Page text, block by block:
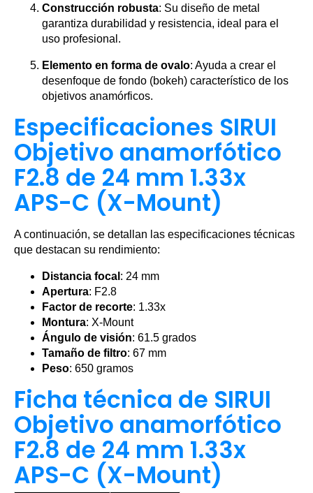
Construcción robusta: Su diseño de metal
garantiza durabilidad y resistencia, ideal para el
uso profesional.
Elemento en forma de ovalo: Ayuda a crear el
desenfoque de fondo (bokeh) característico de los
objetivos anamórficos.
Especificaciones SIRUI
Objetivo anamorfótico
F2.8 de 24 mm 1.33x
APS-C (X-Mount)
A continuación, se detallan las especificaciones técnicas
que destacan su rendimiento:
Distancia focal : 24 mm
Apertura: F2.8
Factor de recorte: 1.33x
Montura: X-Mount
Ángulo de visión: 61.5 grados
Tamaño de filtro: 67 mm
Peso: 650 gramos
Ficha técnica de SIRUI
Objetivo anamorfótico
F2.8 de 24 mm 1.33x
APS-C (X-Mount)